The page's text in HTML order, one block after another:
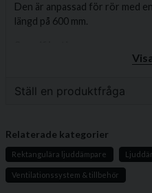
Den är anpassad för rör med
längd på 600 mm.
Längd:600 mm
Vikt:5.6 kg
Brandsäkerhetsklass:
Ställ en produktfråga
Fråga oss något om denna
Relaterade kategorier
Rektangulära ljuddämpare
Ventilationssystem & tillbehör